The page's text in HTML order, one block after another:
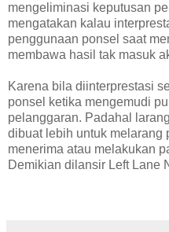
mengeliminasi keputusan
mengatakan kalau
penggunaan ponsel saat
membawa hasil tak masuk
Karena bila diinterprestasi
ponsel ketika mengemudi
pelanggaran. Padahal
dibuat lebih untuk melarang
menerima atau melakukan
Demikian dilansir Left Lane